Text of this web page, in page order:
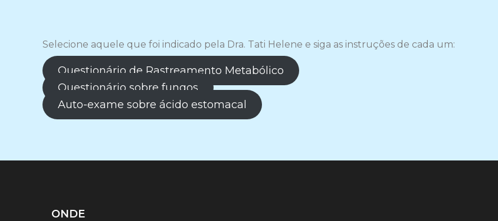
Selecione aquele que foi indicado pela Dra. Tati Helene e siga as instruções de cada um:
Questionário de Rastreamento Metabólico
Questionário sobre fungos
Auto-exame sobre ácido estomacal
ONDE